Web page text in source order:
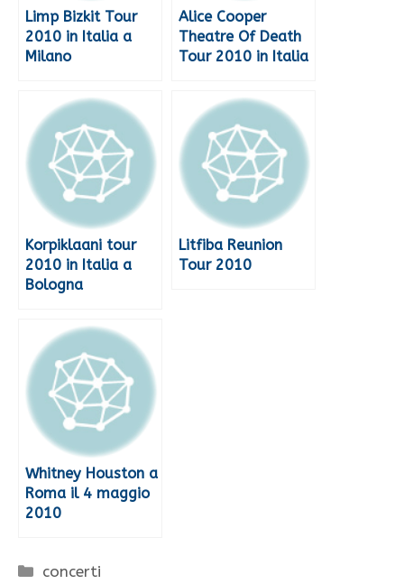
Limp Bizkit Tour
2010 in Italia a
Milano
Alice Cooper
Theatre Of Death
Tour 2010 in Italia
Korpiklaani tour
2010 in Italia a
Bologna
Litfiba Reunion
Tour 2010
Whitney Houston a
Roma il 4 maggio
2010
Categorie
concerti